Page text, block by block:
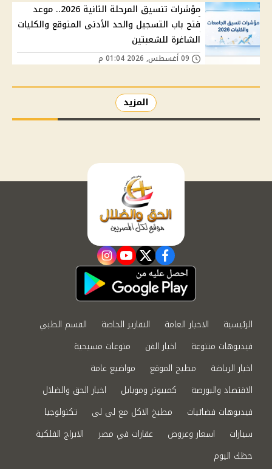
مؤشرات تنسيق المرحلة الثانية 2026.. موعد
فتح باب التسجيل والحد الأدنى المتوقع والكليات
الشاغرة للشعبتين
المزيد
facebook
twitter
youtube
instagram
الرئيسية الاخبار العامة التقارير الخاصة
القسم الطبي
فيديوهات متنوعة
اخبار الفن
منوعات مسيحية
اخبار الرياضة
مطبخ الموقع
مواضيع عامة
الاقتصاد والبورصة
كمبيوتر وموبايل
اخبار الحق والضلال
فيديوهات فضائيات
مطبخ الاكل مع لى لى
تكنولوجيا
سيارات
اسعار وعروض عقارات في مصر
الابراج الفلكية
حظك اليوم